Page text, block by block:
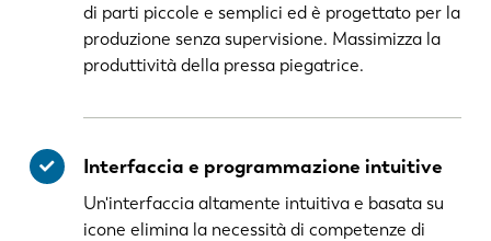
di parti piccole e semplici ed è progettato per la
produzione senza supervisione. Massimizza la
produttività della pressa piegatrice.
Interfaccia e programmazione intuitive
Un'interfaccia altamente intuitiva e basata su
icone elimina la necessità di competenze di